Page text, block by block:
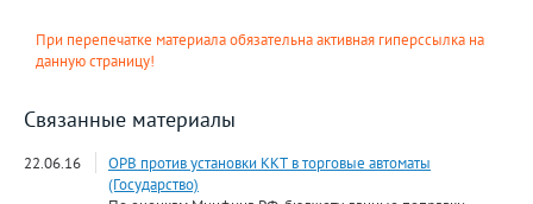
При перепечатке материала обязательна активная гиперссылка на
данную страницу!
Связанные материалы
22.06.16
ОРВ против установки ККТ в торговые автоматы
(Государство)